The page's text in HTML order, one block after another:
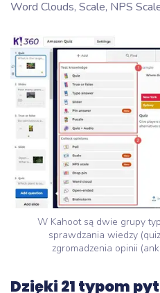
Word Clouds, Scale, NPS
W Kahoot są dwie grupy
sprawdzania wiedzy
zgromadzenia opinii
Dzięki 21 typom